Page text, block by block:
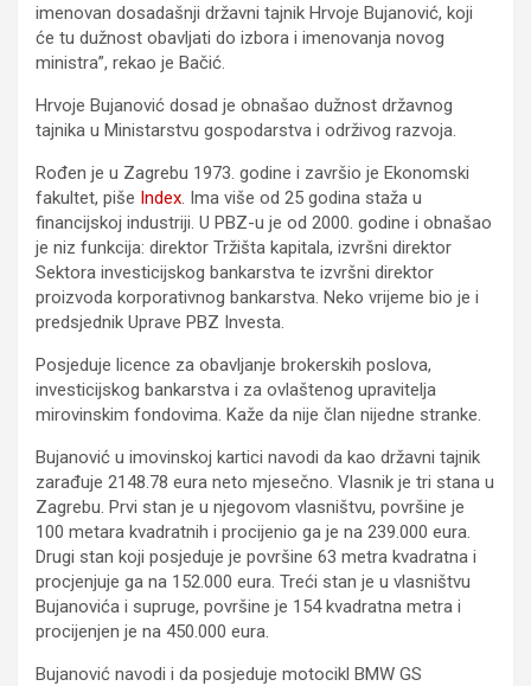
imenovan dosadašnji državni tajnik Hrvoje Bujanović, koji
će tu dužnost obavljati do izbora i imenovanja novog
ministra”, rekao je Bačić.
Hrvoje Bujanović dosad je obnašao dužnost državnog
tajnika u Ministarstvu gospodarstva i održivog razvoja.
Rođen je u Zagrebu 1973. godine i završio je Ekonomski
fakultet, piše Index. Ima više od 25 godina staža u
financijskoj industriji. U PBZ-u je od 2000. godine i obnašao
je niz funkcija: direktor Tržišta kapitala, izvršni direktor
Sektora investicijskog bankarstva te izvršni direktor
proizvoda korporativnog bankarstva. Neko vrijeme bio je i
predsjednik Uprave PBZ Investa.
Posjeduje licence za obavljanje brokerskih poslova,
investicijskog bankarstva i za ovlaštenog upravitelja
mirovinskim fondovima. Kaže da nije član nijedne stranke.
Bujanović u imovinskoj kartici navodi da kao državni tajnik
zarađuje 2148.78 eura neto mjesečno. Vlasnik je tri stana u
Zagrebu. Prvi stan je u njegovom vlasništvu, površine je
100 metara kvadratnih i procijenio ga je na 239.000 eura.
Drugi stan koji posjeduje je površine 63 metra kvadratna i
procjenjuje ga na 152.000 eura. Treći stan je u vlasništvu
Bujanovića i supruge, površine je 154 kvadratna metra i
procijenjen je na 450.000 eura.
Bujanović navodi i da posjeduje motocikl BMW GS